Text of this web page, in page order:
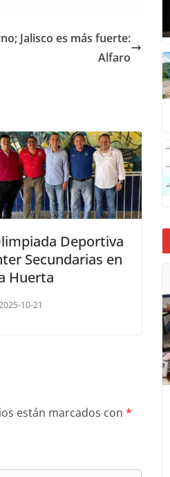
Jalisco es más fuerte:
Alfaro
Deportiva
Secundarias en
Huerta
10-21
están marcados con *